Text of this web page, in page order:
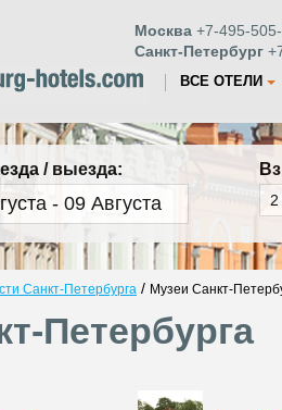
Москва +7-495-
Санкт-Петербург
ВСЕ ОТЕЛИ
/ выезда:
Санкт-Петербурга / Музеи Санкт-
Петербурга